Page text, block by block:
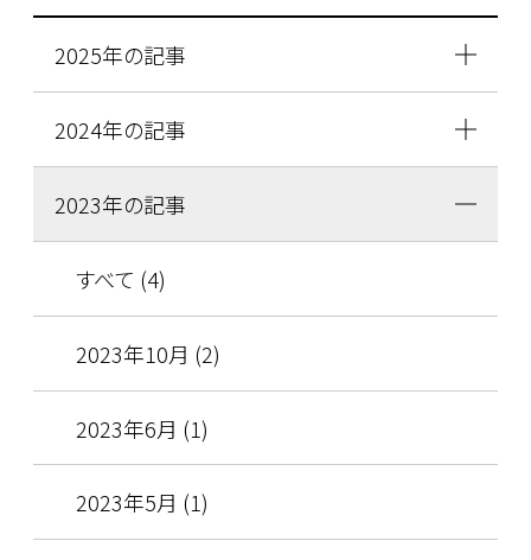
2025年の記事
2024年の記事
2023年の記事
すべて (4)
2023年10月 (2)
2023年6月 (1)
2023年5月 (1)